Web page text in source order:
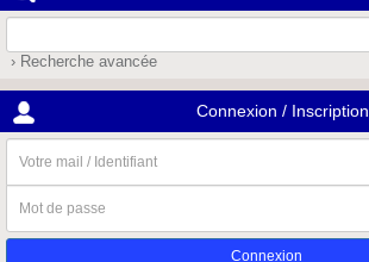
› Recherche avancée
Connexion / Inscription
mail
/
Identifiant
de
passe